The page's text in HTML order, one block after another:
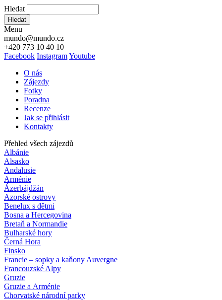
Hledat
Hledat
Menu
mundo@mundo.cz
+420 773 10 40 10
Facebook InstagramYoutube
O nás
Zájezdy
Fotky
Poradna
Recenze
Jak se přihlásit
Kontakty
Přehled všech zájezdů
Albánie
Alsasko
Andalusie
Arménie
Ázerbájdžán
Azorské ostrovy
Benelux s dětmi
Bosna a Hercegovina
Bretaň a Normandie
Bulharské hory
Černá Hora
Finsko
Francie – sopky a kaňony Auvergne
Francouzské Alpy
Gruzie
Gruzie a Arménie
Chorvatské národní parky